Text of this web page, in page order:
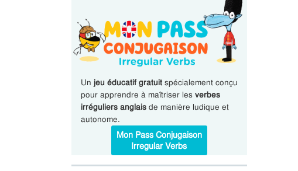
Un jeu éducatif gratuitspécialement conçu
pour apprendre à maîtriser les verbes
irréguliers anglaisde manière ludique et
autonome.
Mon Pass Conjugaison
Irregular Verbs